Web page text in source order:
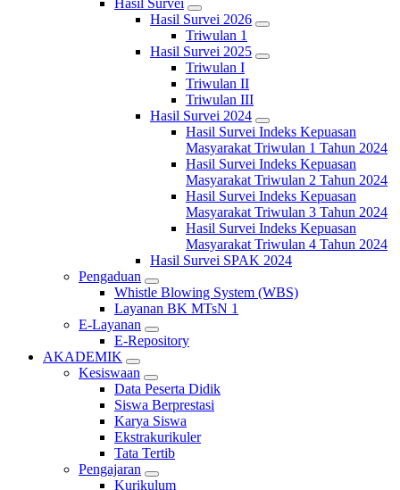
Hasil Survei
Hasil Survei 2026
Triwulan 1
Hasil Survei 2025
Triwulan I
Triwulan II
Triwulan III
Hasil Survei 2024
Hasil Survei Indeks Kepuasan
Masyarakat Triwulan 1 Tahun 2024
Hasil Survei Indeks Kepuasan
Masyarakat Triwulan 2 Tahun 2024
Hasil Survei Indeks Kepuasan
Masyarakat Triwulan 3 Tahun 2024
Hasil Survei Indeks Kepuasan
Masyarakat Triwulan 4 Tahun 2024
Hasil Survei SPAK 2024
Pengaduan
Whistle Blowing System (WBS)
Layanan BK MTsN 1
E-Layanan
E-Repository
AKADEMIK
Kesiswaan
Data Peserta Didik
Siswa Berprestasi
Karya Siswa
Ekstrakurikuler
Tata Tertib
Pengajaran
Kurikulum